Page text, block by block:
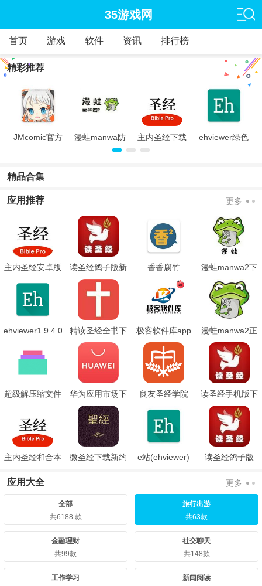
35游戏网
首页 游戏 软件 资讯 排行榜
精彩推荐
JMcomic官方
漫蛙manwa防
主内圣经下载
中文版和合本
ehviewer绿色
精品合集
应用推荐 更多
主内圣经安卓版
读圣经鸽子版新
旧约合本
香香腐竹
boylove
漫蛙manwa2下
载
ehviewer1.9.4.0
精读圣经全书下
载手机版
极客软件库app
漫蛙manwa2正
版下载.apk
超级解压缩文件
华为应用市场下
载安装老版本
良友圣经学院
读圣经手机版下
载鸽子版
主内圣经和合本
微圣经下载新约
e站(ehviewer)
读圣经鸽子版
应用大全 更多
全部
共6188 款
旅行出游
共63款
金融理财
共99款
社交聊天
共148款
工作学习
新闻阅读